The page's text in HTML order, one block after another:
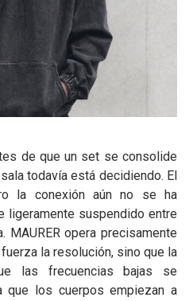
de que un set se consolide
todavía está decidiendo. El
la conexión aún no se ha
ligeramente suspendido entre
MAURER opera precisamente
la resolución, sino que la
las frecuencias bajas se
los cuerpos empiezan a